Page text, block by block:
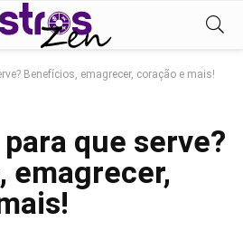
Benefícios, emagrecer, coração e mais!
que serve?
emagrecer,